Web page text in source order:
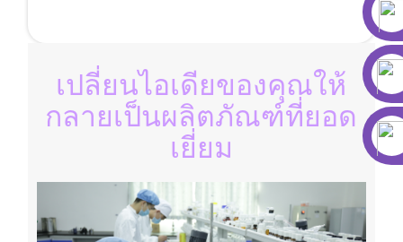
เปลี่ยนไอเดียของคุณให้
กลายเป็นผลิตภัณฑ์ที่ยอด
เยี่ยม